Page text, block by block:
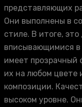
представляющих
Они выполнены в
стиле. В итоге,
вписывающимися
имеет прозрачный
их на любом цвете
композиции.
высоком уровне.